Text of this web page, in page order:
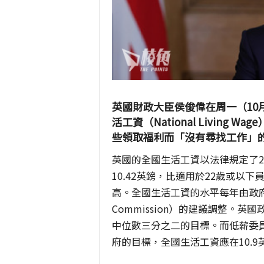
英國財政大臣侯俊偉在周一（
活工資（National Living Wage
些領取福利而「沒有尋找工作」
英國的全國生活工資以法律規定
10.42英鎊，比適用於22歲或以下
高。全國生活工資的水平每年由
Commission）的建議調整。英國
中位數三分之二的目標。而低薪
府的目標，全國生活工資應在10.9